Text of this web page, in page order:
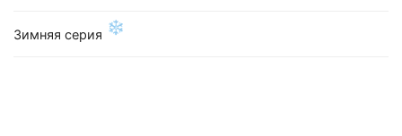
Зимняя серия ❄